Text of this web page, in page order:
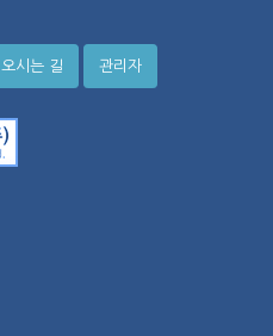
오시는 길 관리자